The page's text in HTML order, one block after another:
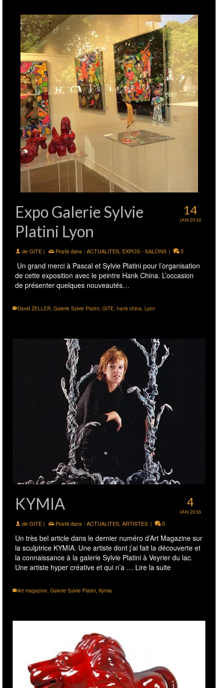
14
JAN 2016
Expo Galerie Sylvie
Platini Lyon
deGITE | Posté dans : ACTUALITES, EXPOS - SALONS | 0
Un grand merci à Pascal et Sylvie Platini pour l’organisation
de cette exposition avec le peintre Hank China. L’occasion
de présenter quelques nouveautés…
David ZELLER, Galerie Sylvie Platini, GITE, hank china, Lyon
4
JAN 2016
KYMIA
deGITE | Posté dans : ACTUALITES, ARTISTES | 0
Un très bel article dans le dernier numéro d’Art Magazine sur
la sculptrice KYMIA. Une artiste dont j’ai fait la découverte et
la connaissance à la galerie Sylvie Platini à Veyrier du lac.
Une artiste hyper créative et qui n’a … Lire la suite
Art magazine Galerie Sylvie Platini Kymia